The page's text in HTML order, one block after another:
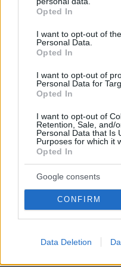
grant or deny consent to
use your data for below
consent section.
Opted In
I want to opt-out of
Personal Data.
Opted In
I want to opt-out of
Personal Data for
Opted In
I want to opt-out of
Retention, Sale, and/
Personal Data that Is
Purposes for which it
Opted In
Google consents
CONFIRM
Data Deletion